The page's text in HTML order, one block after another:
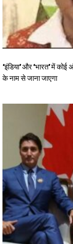
‘इंडिया’ और ‘भारत’ में
के नाम से जाना जाएगा